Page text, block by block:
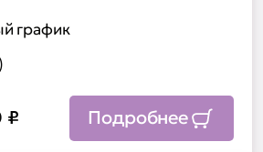
график
₽ Подробнее